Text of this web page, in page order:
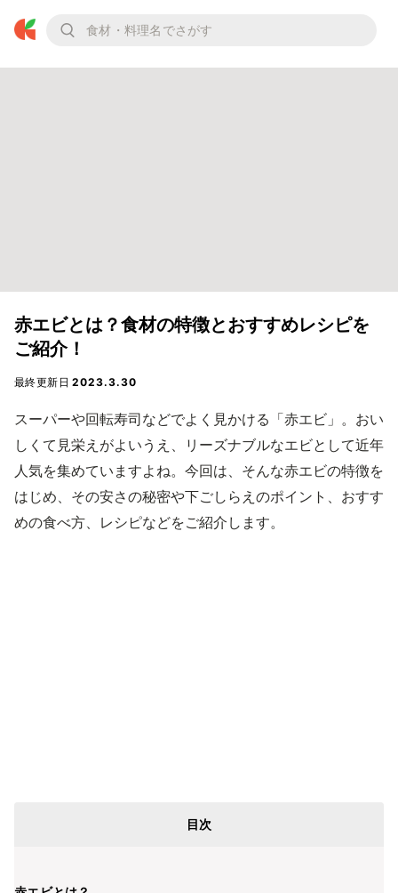
赤エビとは？食材の特徴とおすすめレシピを
ご紹介！
最終更新日2023.3.30
スーパーや回転寿司などでよく見かける「赤エビ」。おい
しくて見栄えがよいうえ、リーズナブルなエビとして近年
人気を集めていますよね。今回は、そんな赤エビの特徴を
はじめ、その安さの秘密や下ごしらえのポイント、おすす
めの食べ方、レシピなどをご紹介します。
目次